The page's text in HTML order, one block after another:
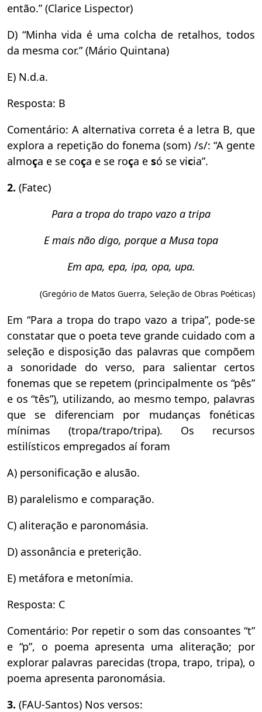
então.” (Clarice Lispector)
D) “Minha vida é uma colcha de retalhos, todos
da mesma cor.” (Mário Quintana)
E) N.d.a.
Resposta: B
Comentário: A alternativa correta é a letra B, que
explora a repetição do fonema (som) /s/: “A gente
almoça e se coça e se roça e só se vicia”.
2. (Fatec)
Para a tropa do trapo vazo a tripa
E mais não digo, porque a Musa topa
Em apa, epa, ipa, opa, upa.
(Gregório de Matos Guerra, Seleção de Obras Poéticas)
Em “Para a tropa do trapo vazo a tripa”, pode-se
constatar que o poeta teve grande cuidado com a
seleção e disposição das palavras que compõem
a sonoridade do verso, para salientar certos
fonemas que se repetem (principalmente os “pês”
e os “tês”), utilizando, ao mesmo tempo, palavras
que se diferenciam por mudanças fonéticas
mínimas (tropa/trapo/tripa). Os recursos
estilísticos empregados aí foram
A) personificação e alusão.
B) paralelismo e comparação.
C) aliteração e paronomásia.
D) assonância e preterição.
E) metáfora e metonímia.
Resposta: C
Comentário: Por repetir o som das consoantes “t”
e “p”, o poema apresenta uma aliteração; por
explorar palavras parecidas (tropa, trapo, tripa), o
poema apresenta paronomásia.
3. (FAU-Santos) Nos versos: